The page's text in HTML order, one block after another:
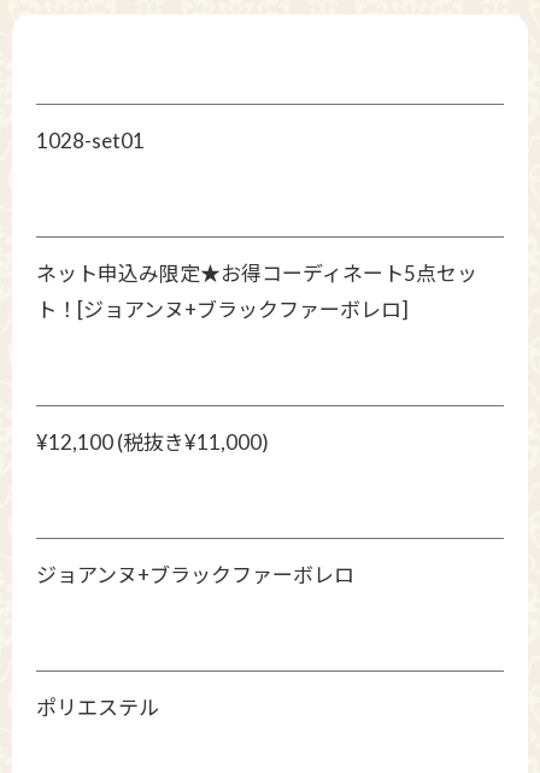
1028-set01
ネット申込み限定★お得コーディネート5点セッ
ト！[ジョアンヌ+ブラックファーボレロ]
¥12,100 (税抜き¥11,000)
ジョアンヌ+ブラックファーボレロ
ポリエステル